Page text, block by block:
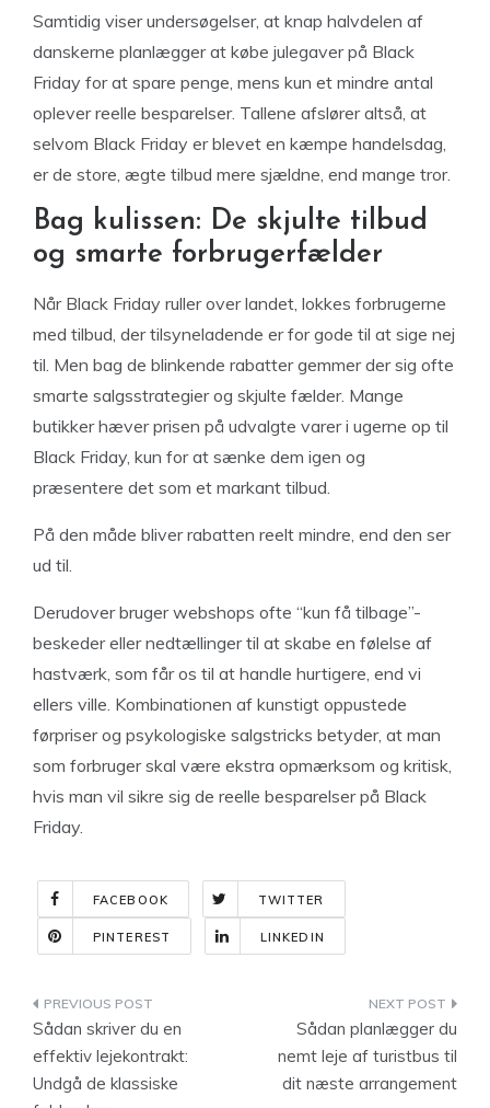
Samtidig viser undersøgelser, at knap halvdelen af
danskerne planlægger at købe julegaver på Black
Friday for at spare penge, mens kun et mindre antal
oplever reelle besparelser. Tallene afslører altså, at
selvom Black Friday er blevet en kæmpe handelsdag,
er de store, ægte tilbud mere sjældne, end mange tror.
Bag kulissen: De skjulte tilbud
og smarte forbrugerfælder
Når Black Friday ruller over landet, lokkes forbrugerne
med tilbud, der tilsyneladende er for gode til at sige nej
til. Men bag de blinkende rabatter gemmer der sig ofte
smarte salgsstrategier og skjulte fælder. Mange
butikker hæver prisen på udvalgte varer i ugerne op til
Black Friday, kun for at sænke dem igen og
præsentere det som et markant tilbud.
På den måde bliver rabatten reelt mindre, end den ser
ud til.
Derudover bruger webshops ofte “kun få tilbage”-
beskeder eller nedtællinger til at skabe en følelse af
hastværk, som får os til at handle hurtigere, end vi
ellers ville. Kombinationen af kunstigt oppustede
førpriser og psykologiske salgstricks betyder, at man
som forbruger skal være ekstra opmærksom og kritisk,
hvis man vil sikre sig de reelle besparelser på Black
Friday.
FACEBOOK TWITTER
PINTEREST LINKEDIN
Indlægsnavigation
Sådan skriver du en
effektiv lejekontrakt:
Undgå de klassiske
Sådan planlægger du
nemt leje af turistbus til
dit næste arrangement